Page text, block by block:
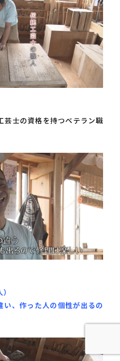
芸士の資格を持つベテラン職
い、作った人の個性が出るの